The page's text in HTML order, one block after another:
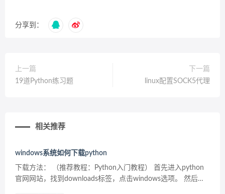
分享到：
上一篇
19道Python练习题
下一篇
linux配置SOCK5代理
相关推荐
windows系统如何下载python
下载方法： （推荐教程：Python入门教程） 首先进入python
官网网站，找到downloads标签，点击windows选项。 然后根